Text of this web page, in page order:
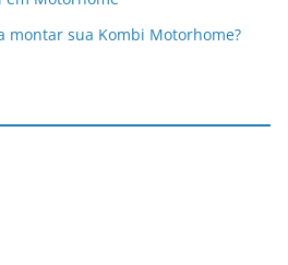
montar sua Kombi Motorhome?